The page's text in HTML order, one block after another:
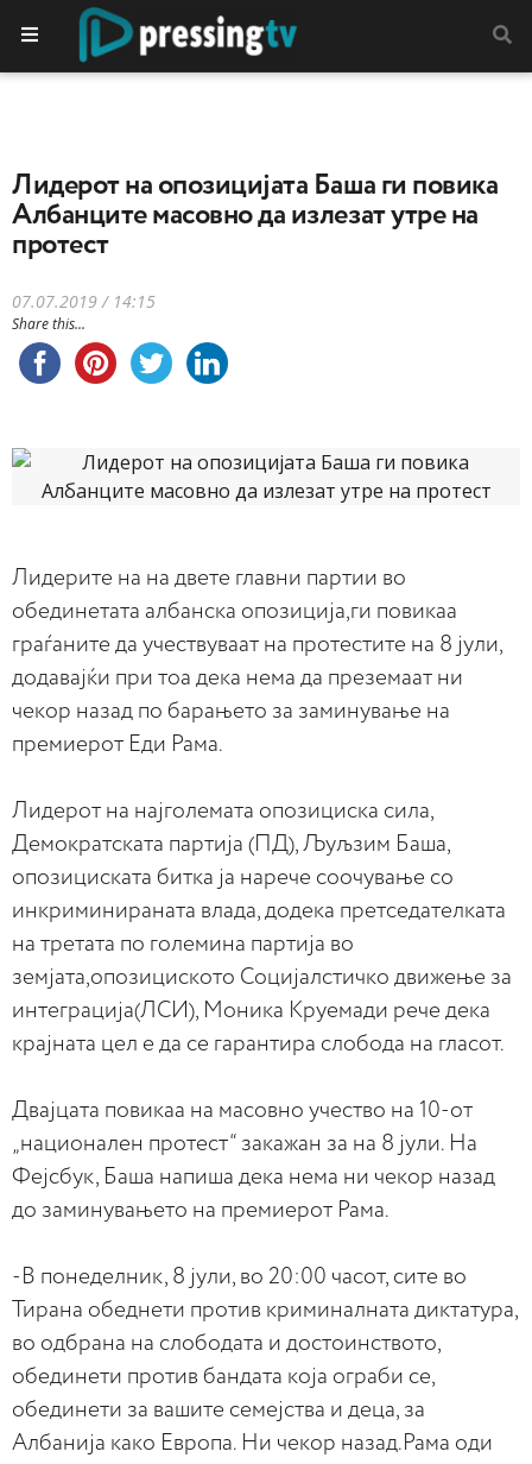
Лидерот на опозицијата Баша ги повика
Албанците масовно да излезат утре на
протест
07.07.2019 / 14:15
Share this...
Лидерите на на двете главни партии во
обединетата албанска опозиција,ги повикаа
граѓаните да учествуваат на протестите на 8 јули,
додавајќи при тоа дека нема да преземаат ни
чекор назад по барањето за заминување на
премиерот Еди Рама.
Лидерот на најголемата опозициска сила,
Демократската партија (ПД), Љуљзим Баша,
опозициската битка ја нарече соочување со
инкриминираната влада, додека претседателката
на третата по големина партија во
земјата,опозициското Социјалстичко движење за
интеграција(ЛСИ), Моника Круемади рече дека
крајната цел е да се гарантира слобода на гласот.
Двајцата повикаа на масовно учество на 10-от
„национален протест“ закажан за на 8 јули. На
Фејсбук, Баша напиша дека нема ни чекор назад
до заминувањето на премиерот Рама.
-В понеделник, 8 јули, во 20:00 часот, сите во
Тирана обеднети против криминалната диктатура,
во одбрана на слободата и достоинството,
обединети против бандата која ограби се,
обединети за вашите семејства и деца, за
Албанија како Европа. Ни чекор назад.Рама оди